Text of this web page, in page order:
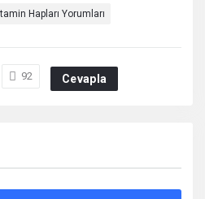
Hapları Yorumları
92 Cevapla